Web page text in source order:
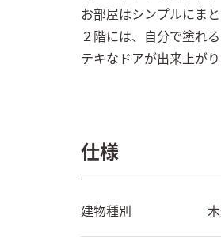
お部屋はシンプルにま
２階には、自分で塗れ
テキなドアが出来上がり
仕様
建物種別